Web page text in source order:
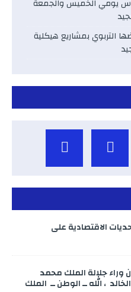
يومي الخميس والجمعة
التربوي بمشاريع هيكلية
الاقتصادية على
وراء جلالة الملك محمد
، الله ــ الوطن ــ الملك